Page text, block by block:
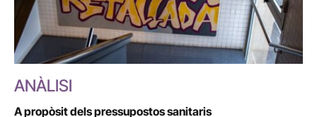
ANÀLISI
A propòsit dels pressupostos sanitaris